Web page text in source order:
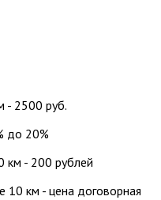
- 2500 руб.
до 20%
- 200 рублей
км - цена договорная